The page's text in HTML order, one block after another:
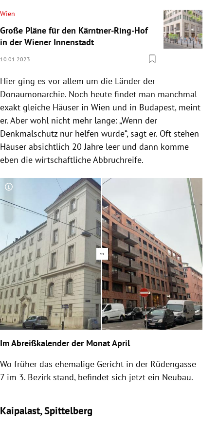
Wien
Große Pläne für den Kärntner-Ring-Hof
in der Wiener Innenstadt
10.01.2023
Hier ging es vor allem um die Länder der
Donaumonarchie. Noch heute findet man manchmal
exakt gleiche Häuser in Wien und in Budapest, meint
er. Aber wohl nicht mehr lange: „Wenn der
Denkmalschutz nur helfen würde“, sagt er. Oft stehen
Häuser absichtlich 20 Jahre leer und dann komme
eben die wirtschaftliche Abbruchreife.
Copyright-Hinweis öffnen/schließen
Im Abreißkalender der Monat April
Wo früher das ehemalige Gericht in der Rüdengasse
7 im 3. Bezirk stand, befindet sich jetzt ein Neubau.
Kaipalast, Spittelberg